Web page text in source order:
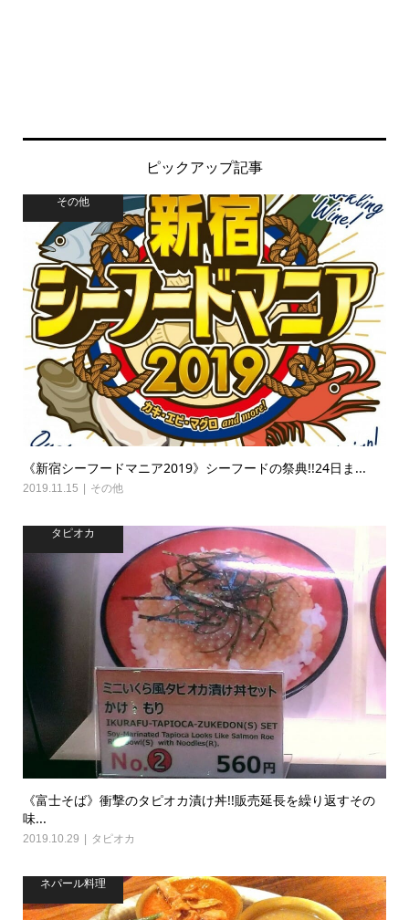
ピックアップ記事
その他
《新宿シーフードマニア2019》シーフードの祭典!!24日ま...
2019.11.15 その他
タピオカ
《富士そば》衝撃のタピオカ漬け丼!!販売延長を繰り返すその
味...
2019.10.29 タピオカ
ネパール料理